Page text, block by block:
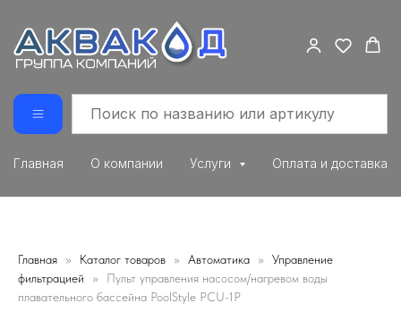
Главная О компании Услуги Оплата и доставка
Главная Каталог товаров Автоматика
Управление
фильтрацией
Пульт управления насосом/нагревом воды
плавательного бассейна PoolStyle PCU-1P